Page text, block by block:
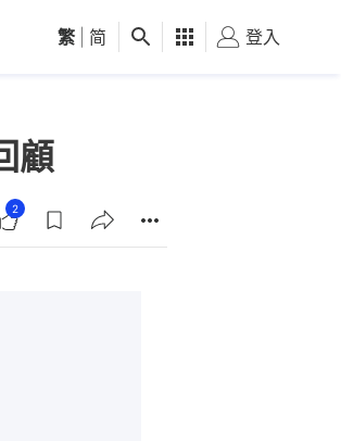
圳 觀點 健康 好食玩飛
繁 简 登入
顧
2